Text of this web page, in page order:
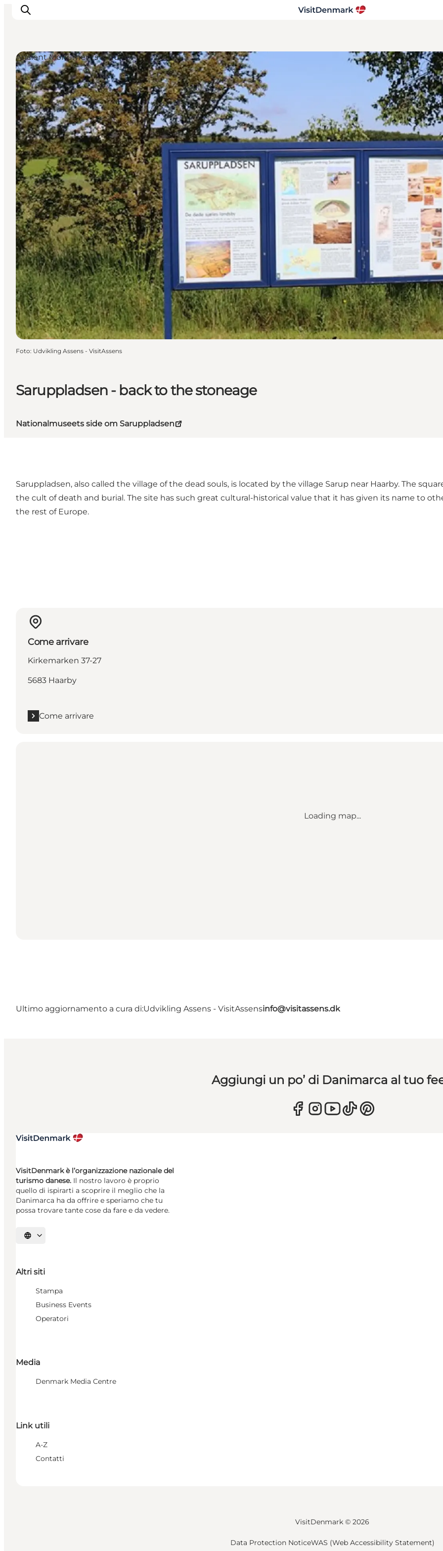
Ispirazioni
Dove andare
Cosa fare
Dove dormire
Pianifica il viaggio
Saruppladsen - back to the stoneage
Nationalmuseets side om Saruppladsen
Ancient Monuments & Ruins
Foto: Udvikling Assens - VisitAssens
Saruppladsen, also called the village of the dead souls, is located by the village Sarup near Haarby. The
the cult of death and burial. The site has such great cultural-historical value that it has given its name to
the rest of Europe.
Come arrivare
Kirkemarken 37-27
5683 Haarby
Come arrivare
Loading map...
Ultimo aggiornamento a cura di:Udvikling Assens - VisitAssensinfo@visitassens.dk
Aggiungi un po’ di Danimarca al tuo
VisitDenmark è l’organizzazione nazionale del
turismo danese. Il nostro lavoro è proprio
quello di ispirarti a scoprire il meglio che la
Danimarca ha da offrire e speriamo che tu
possa trovare tante cose da fare e da vedere.
Seleziona la lingua
Altri siti
Stampa
Business Events
Operatori
Media
Denmark Media Centre
Link utili
A-Z
Contatti
VisitDenmark © 2026
Data Protection NoticeWAS (Web Accessibility Statement)